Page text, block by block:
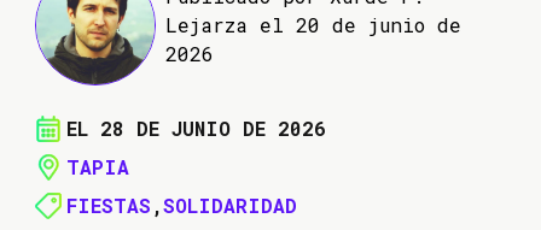
Lejarza el 20 de junio de
2026
EL 28 DE JUNIO DE 2026
TAPIA
FIESTAS ,SOLIDARIDAD